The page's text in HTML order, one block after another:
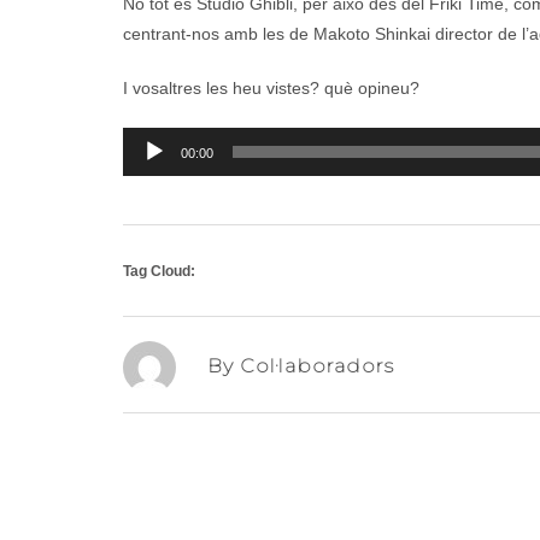
centrant-nos amb les de Makoto Shinkai director de
I vosaltres les heu vistes? què opineu?
Reproductor
d'àudio
00:00
Tag Cloud:
By Col·laboradors